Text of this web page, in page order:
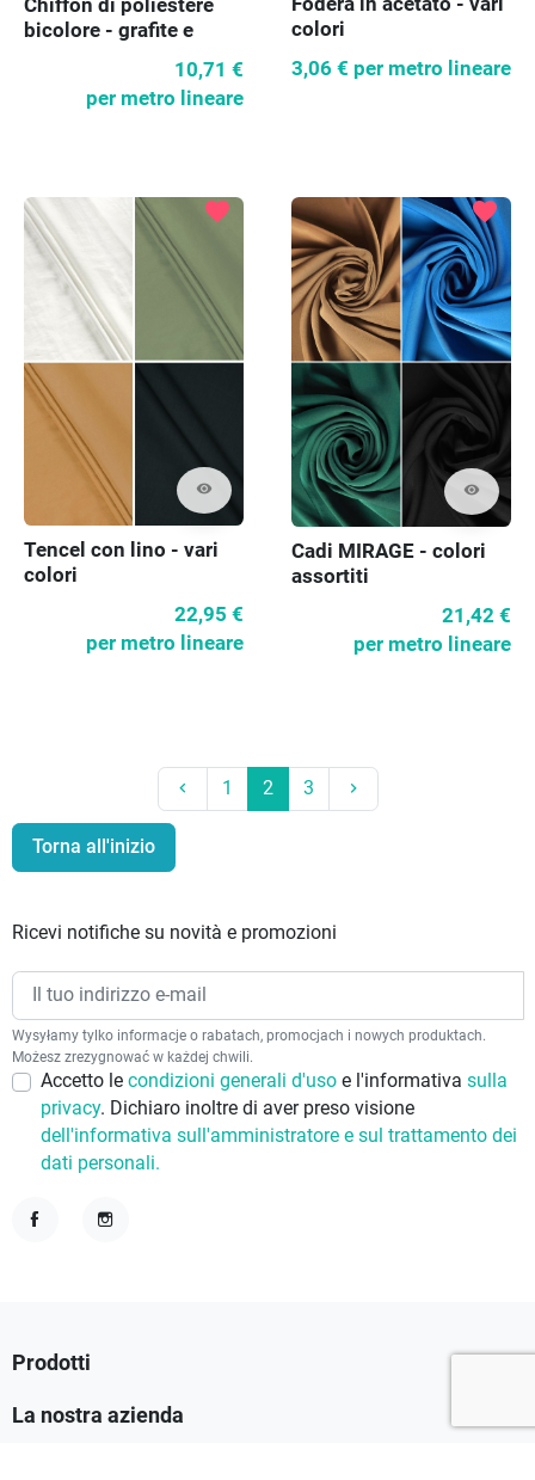
Chiffon di poliestere
bicolore - grafite e
10,71 €
per metro lineare
colori
3,06 € per metro lineare
visibility
favorite
Tencel con lino - vari
colori
22,95 €
per metro lineare
visibility
favorite
Cadi MIRAGE - colori
assortiti
21,42 €
per metro lineare
keyboard_arrow_left Precedente
1 2 3 keyboard_arrow_right
Torna all'inizio
Ricevi notifiche su novità e promozioni
Wysyłamy tylko informacje o rabatach, promocjach i nowych produktach.
Możesz zrezygnować w każdej chwili.
Accetto le condizioni generali d'uso e l'informativa sulla
privacy. Dichiaro inoltre di aver preso visione
dell'informativa sull'amministratore e sul trattamento dei
dati personali.
Prodotti 
La nostra azienda